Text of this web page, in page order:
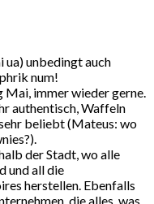
ua) unbedingt auch
num!
Mai, immer wieder gerne.
authentisch, Waffeln
beliebt (Mateus: wo
der Stadt, wo alle
und all die
herstellen. Ebenfalls
die alles, was